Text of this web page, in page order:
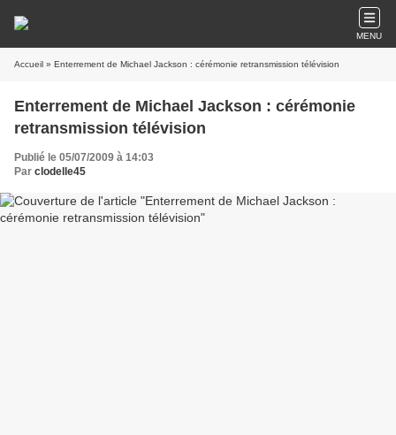
MENU
Accueil » Enterrement de Michael Jackson : cérémonie retransmission télévision
Enterrement de Michael Jackson : cérémonie
retransmission télévision
Publié le 05/07/2009 à 14:03
Par clodelle45